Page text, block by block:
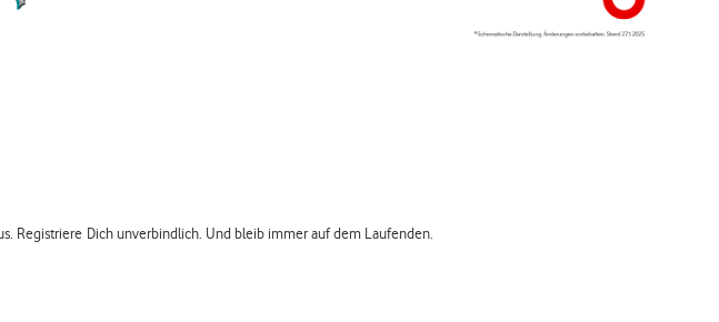
Registriere Dich unverbindlich. Und bleib immer auf dem Laufenden.